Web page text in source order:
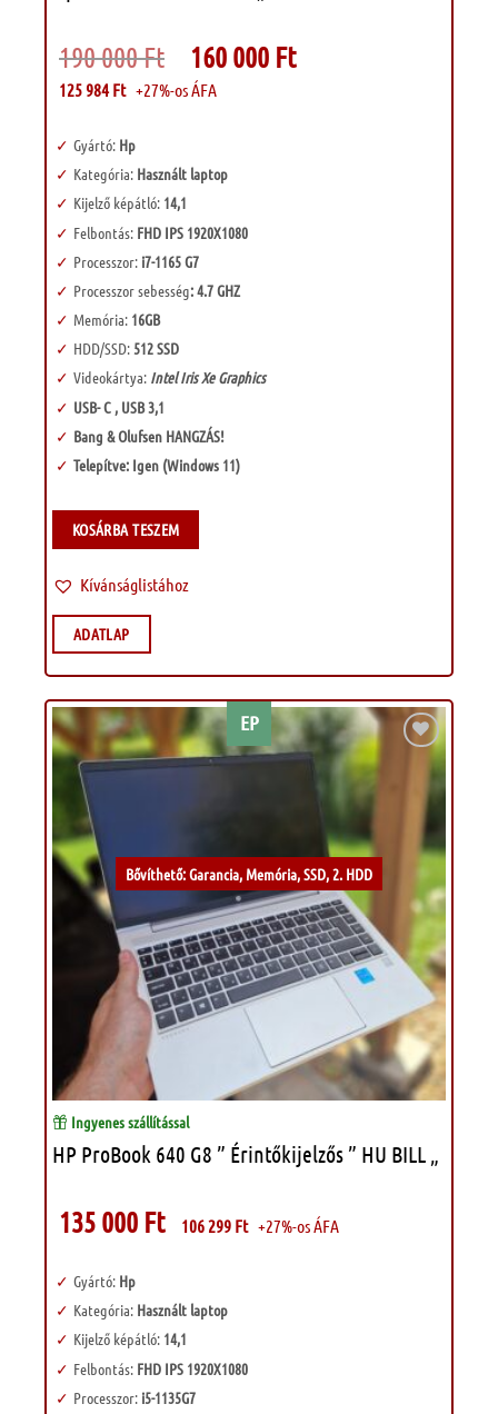
190 000Ft Original
price
was:
190
160 000 Ft
125 984Ft +27%-os ÁFA
Gyártó: Hp
Kategória: Használt laptop
Kijelző képátló: 14,1
Felbontás: FHD IPS 1920X1080
Processzor:i7-1165 G7
Processzor sebesség: 4.7 GHZ
Memória:16GB
HDD/SSD: 512 SSD
Videokártya: Intel Iris Xe Graphics
USB- C , USB 3,1
Bang & Olufsen HANGZÁS!
Telepítve: Igen (Windows 11)
KOSÁRBA TESZEM
Kívánságlistához
ADATLAP
EP
Bővíthető: Garancia, Memória, SSD, 2. HDD
Kívánságlistához
Ingyenes szállítással
HP ProBook 640 G8 ” Érintőkijelzős ” HU BILL „
135 000 Ft 106 299 Ft +27%-os ÁFA
Gyártó: Hp
Kategória: Használt laptop
Kijelző képátló: 14,1
Felbontás: FHD IPS 1920X1080
Processzor:i5-1135G7